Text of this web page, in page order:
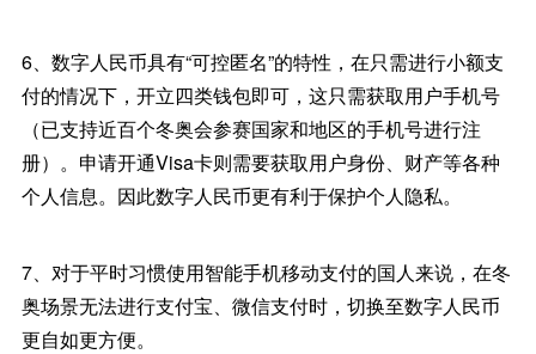
6、数字人民币具有“可控匿名”的特性，在只需进行小额支
付的情况下，开立四类钱包即可，这只需获取用户手机号
（已支持近百个冬奥会参赛国家和地区的手机号进行注
册）。申请开通Visa卡则需要获取用户身份、财产等各种
个人信息。因此数字人民币更有利于保护个人隐私。
7、对于平时习惯使用智能手机移动支付的国人来说，在冬
奥场景无法进行支付宝、微信支付时，切换至数字人民币
更自如更方便。